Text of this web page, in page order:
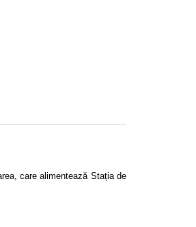
care alimentează Stația de